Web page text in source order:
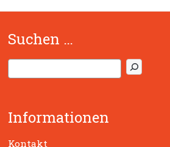
Suchen …
u
e
n
Informationen
Kontakt